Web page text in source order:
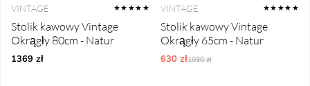
VINTAGE ★★★★★
Stolik kawowy Vintage
Okrągły 80cm - Natur
1369 zł
VINTAGE ★★★★★
Stolik kawowy Vintage
Okrągły 65cm - Natur
630 złOrdynarne ceny:
1030 zł